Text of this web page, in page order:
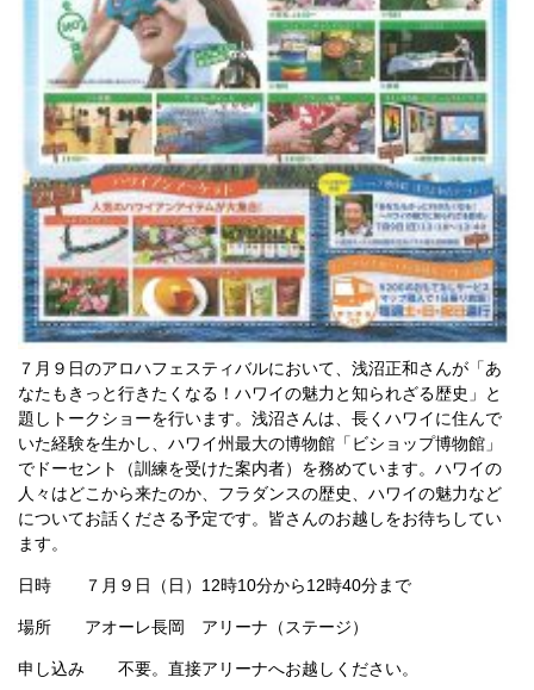
７月９日のアロハフェスティバルにおいて、浅沼正和さんが「あ
なたもきっと行きたくなる！ハワイの魅力と知られざる歴史」と
題しトークショーを行います。浅沼さんは、長くハワイに住んで
いた経験を生かし、ハワイ州最大の博物館「ビショップ博物館」
でドーセント（訓練を受けた案内者）を務めています。ハワイの
人々はどこから来たのか、フラダンスの歴史、ハワイの魅力など
についてお話くださる予定です。皆さんのお越しをお待ちしてい
ます。
日時 ７月９日（日）12時10分から12時40分まで
場所 アオーレ長岡 アリーナ（ステージ）
申し込み 不要。直接アリーナへお越しください。